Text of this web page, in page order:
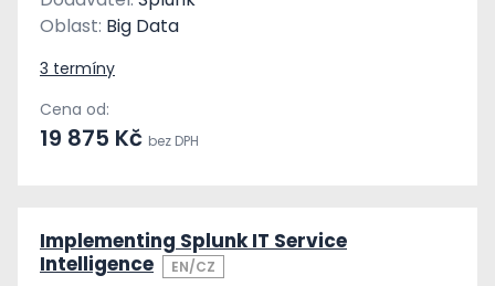
Oblast: Big Data
3 termíny
Cena od:
19 875 Kč bez DPH
Implementing Splunk IT Service
Intelligence
EN/CZ